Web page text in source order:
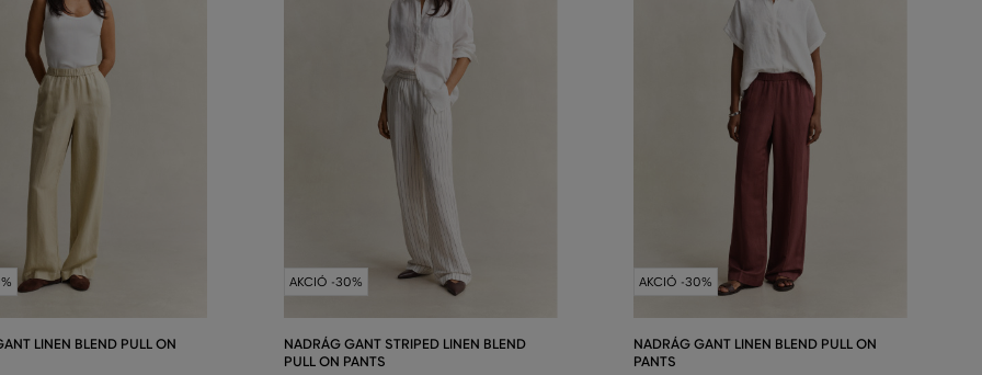
LINEN BLEND PULL ON
AKCIÓ -30%
NADRÁG GANT STRIPED LINEN BLEND
PULL ON PANTS
AKCIÓ -30%
NADRÁG GANT LINEN BLEND PULL ON
PANTS